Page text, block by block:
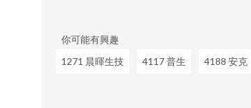
你可能有興趣
1271 晨暉生技
4117 普生 4188 安克